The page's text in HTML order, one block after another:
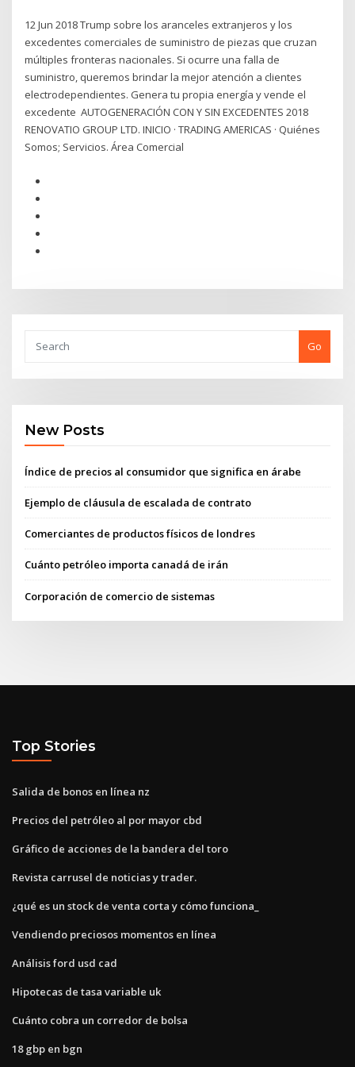
12 Jun 2018 Trump sobre los aranceles extranjeros y los
excedentes comerciales de suministro de piezas que cruzan
múltiples fronteras nacionales. Si ocurre una falla de
suministro, queremos brindar la mejor atención a clientes
electrodependientes. Genera tu propia energía y vende el
excedente AUTOGENERACIÓN CON Y SIN EXCEDENTES 2018
RENOVATIO GROUP LTD. INICIO · TRADING AMERICAS · Quiénes
Somos; Servicios. Área Comercial
Go
New Posts
Índice de precios al consumidor que significa en árabe
Ejemplo de cláusula de escalada de contrato
Comerciantes de productos físicos de londres
Cuánto petróleo importa canadá de irán
Corporación de comercio de sistemas
Top Stories
Salida de bonos en línea nz
Precios del petróleo al por mayor cbd
Gráfico de acciones de la bandera del toro
Revista carrusel de noticias y trader.
¿qué es un stock de venta corta y cómo funciona_
Vendiendo preciosos momentos en línea
Análisis ford usd cad
Hipotecas de tasa variable uk
Cuánto cobra un corredor de bolsa
18 gbp en bgn